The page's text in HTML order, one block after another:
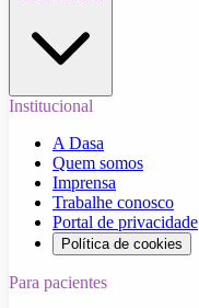
Institucional
A Dasa
Quem somos
Imprensa
Trabalhe conosco
Portal de privacidade
Política de cookies
Para pacientes